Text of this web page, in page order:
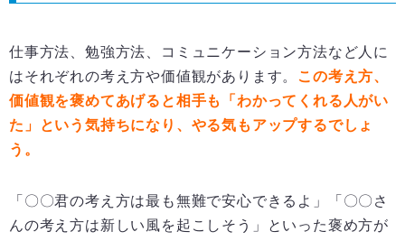
仕事方法、勉強方法、コミュニケーション方法など人に
はそれぞれの考え方や価値観があります。 この考え方、
価値観を褒めてあげると相手も「わかってくれる人がい
た」という気持ちになり、やる気もアップするでしょ
う。
「〇〇君の考え方は最も無難で安心できるよ」「〇〇さ
んの考え方は新しい風を起こしそう」といった褒め方が